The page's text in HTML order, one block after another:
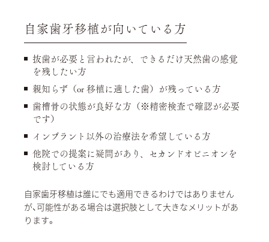
自家歯牙移植が向いている方
抜歯が必要と言われたが、できるだけ天然歯の感覚
を残したい方
親知らず（or 移植に適した歯）が残っている方
歯槽骨の状態が良好な方（※精密検査で確認が必要
です）
インプラント以外の治療法を希望している方
他院での提案に疑問があり、セカンドオピニオンを
検討している方
自家歯牙移植は誰にでも適用できるわけではありません
が、可能性がある場合は選択肢として大きなメリットがあ
ります。